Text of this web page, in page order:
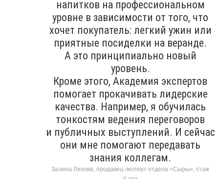
напитков на профессиональном
уровне в зависимости от того, что
хочет покупатель: легкий ужин или
приятные посиделки на веранде.
А это принципиально новый
уровень.
Кроме этого, Академия экспертов
помогает прокачивать лидерские
качества. Например, я обучилась
тонкостям ведения переговоров
и публичных выступлений. И сейчас
они мне помогают передавать
знания коллегам.
Залина Лихова, продавец-эксперт отдела «Сыры», стаж